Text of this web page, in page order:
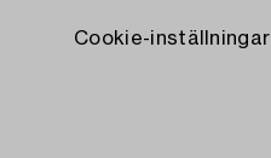
Cookie-inställningar